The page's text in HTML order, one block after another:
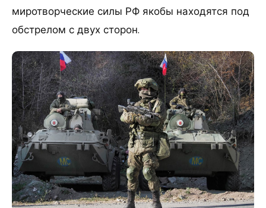
миротворческие силы РФ якобы находятся под
обстрелом с двух сторон.